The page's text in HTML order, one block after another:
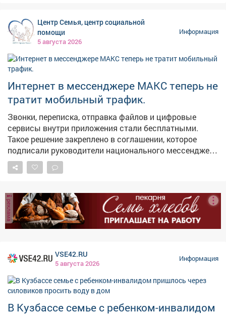
максимальные результаты в виде молодежных
центров, социальных учреждений, культурных и
образовательных площадок. Каждая новая точка
инвестиция в будущее. У ребят появляется больше
возможностей для самореализации, они могут
активнее включаться в жизнь своих городов и
поселков. Тем самым - связывают свое будущее с
Кузбассом. В следующем году откроем такое же
пространство в Киселевске.
Центр Семья, центр социальной
помощи
5 августа 2026
Информация
Интернет в мессенджере МАКС теперь не
тратит мобильный трафик.
Звонки, переписка, отправка файлов и цифровые
сервисы внутри приложения стали бесплатными.
Такое решение закреплено в соглашении, которое
подписали руководители национального мессенджера
и крупнейших операторов связи.
реклама
VSE42.RU
5 августа 2026
Информация
В Кузбассе семье с ребенком-инвалидом